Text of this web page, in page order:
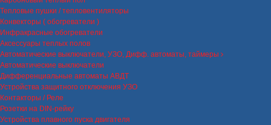
Тепловые пушки / тепловентиляторы
Конвекторы ( обогреватели )
Инфракрасные обогреватели
Аксессуары теплых полов
Автоматические выключатели, УЗО, Дифф. автоматы, таймеры
Автоматические выключатели
Дифференциальные автоматы АВДТ
Устройства защитного отключения УЗО
Контакторы / Реле
Розетки на DIN-рейку
Устройства плавного пуска двигателя